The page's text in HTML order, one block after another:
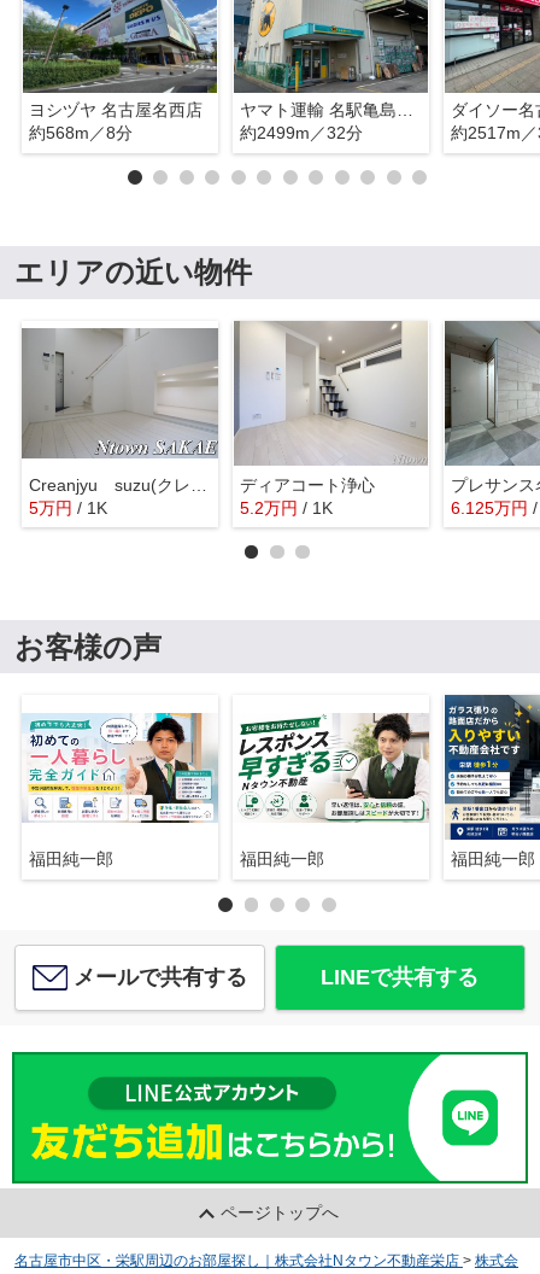
ヨシヅヤ 名古屋名西店
約568m／8分
ヤマト運輸 名駅亀島センター
約2499m／32分
ダイソー
約2517m
エリアの近い物件
5万円 / 1K
ディアコート浄心
5.2万円 / 1K 6.125万円
お客様の声
福田純一郎 福田純一郎 福田純一郎
メールで共有する LINEで共有する
ページトップへ
名古屋市中区・栄駅周辺のお部屋探し｜株式会社Nタウン不動産栄店 > 株式会